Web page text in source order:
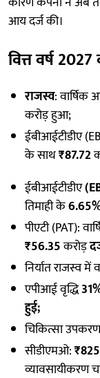
आय दर्ज की।
वित्त वर्ष
राजस्व: वार्षिक
करोड़ हुआ;
ईबीआईटीडीए
के साथ₹87.72
ईबीआईटीडीए
तिमाही के
पीएटी (PAT):
₹56.35करोड़
निर्यात राजस्व में
एपीआई वृद्धि
हुई;
चिकित्सा
सीडीएमओ:₹825
व्यावसायीकरण